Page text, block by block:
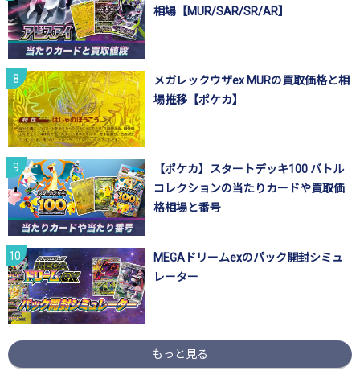
相場【MUR/SAR/SR/AR】
メガレックウザex MURの買取価格と相
場推移【ポケカ】
【ポケカ】スタートデッキ100 バトル
コレクションの当たりカードや買取価
格相場と番号
MEGAドリームexのパック開封シミュ
レーター
もっと見る